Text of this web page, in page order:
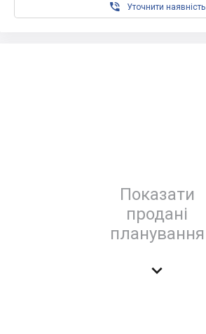
 Уточнити наявність
Показати
продані
планування
